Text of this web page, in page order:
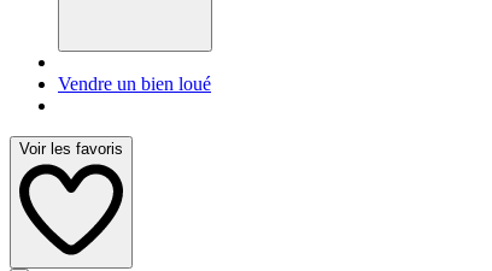
Vendre un bien loué
Voir les favoris